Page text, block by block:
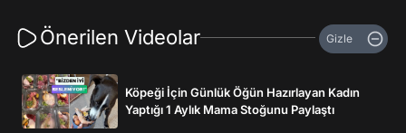
Önerilen Videolar Gizle
Köpeği İçin Günlük Öğün Hazırlayan Kadın
Yaptığı 1 Aylık Mama Stoğunu Paylaştı